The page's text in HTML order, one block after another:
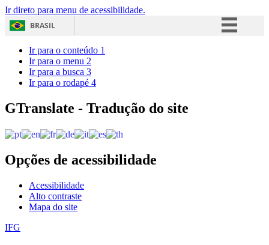
Ir direto para menu de acessibilidade.
BRASIL
Acesso à informação
Ir para o conteúdo 1
Ir para o menu 2
Ir para a busca 3
Ir para o rodapé 4
GTranslate - Tradução do site
Opções de acessibilidade
Acessibilidade
Alto contraste
Mapa do site
IFG